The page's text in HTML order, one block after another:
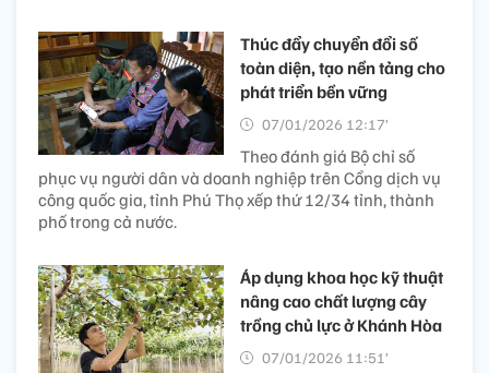
Thúc đẩy chuyển đổi số
toàn diện, tạo nền tảng cho
phát triển bền vững
07/01/2026 12:17’
Theo đánh giá Bộ chỉ số
phục vụ người dân và doanh nghiệp trên Cổng dịch vụ
công quốc gia, tỉnh Phú Thọ xếp thứ 12/34 tỉnh, thành
phố trong cả nước.
Áp dụng khoa học kỹ thuật
nâng cao chất lượng cây
trồng chủ lực ở Khánh Hòa
07/01/2026 11:51’